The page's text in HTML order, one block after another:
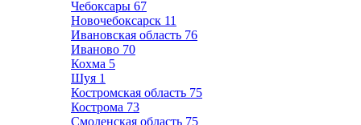
Чебоксары 67
Новочебоксарск 11
Ивановская область 76
Иваново 70
Кохма 5
Шуя 1
Костромская область 75
Кострома 73
Смоленская область 75